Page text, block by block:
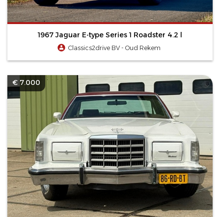
1967 Jaguar E-type Series 1 Roadster 4.2 l
Classics2drive BV - Oud Rekem
€ 7.000